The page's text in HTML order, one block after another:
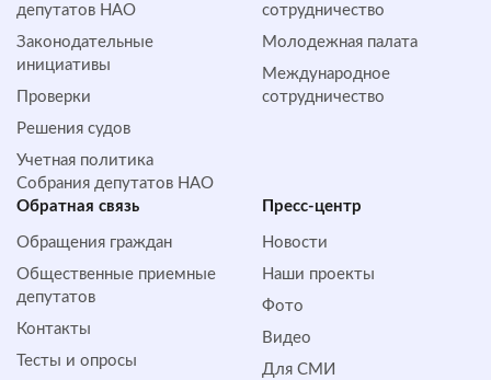
депутатов НАО
Законодательные
инициативы
Проверки
Решения судов
Учетная политика
Собрания депутатов НАО
сотрудничество
Молодежная палата
Международное
сотрудничество
Обратная cвязь
Обращения граждан
Общественные приемные
депутатов
Контакты
Тесты и опросы
Пресс-центр
Новости
Наши проекты
Фото
Видео
Для СМИ